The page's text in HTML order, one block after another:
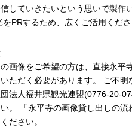
していきたいという思いで製作
をPRするため、広くご活用くだ
の画像をご希望の方は、直接永平
ただく必要があります。 ご不明
法人福井県観光連盟(0776-20-
。 「永平寺の画像貸し出しの流
ださい。